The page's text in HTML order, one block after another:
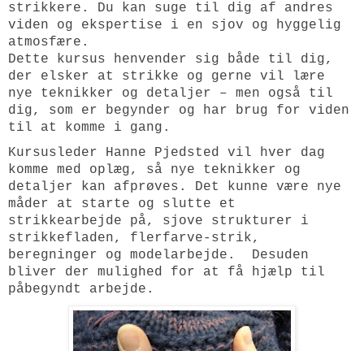
strikkere. Du kan suge til dig af andres
viden og ekspertise i en sjov og hyggelig
atmosfære.
Dette kursus henvender sig både til dig,
der elsker at strikke og gerne vil lære
nye teknikker og detaljer – men også til
dig, som er begynder og har brug for viden
til at komme i gang.
Kursusleder Hanne Pjedsted vil hver dag
komme med oplæg, så nye teknikker og
detaljer kan afprøves. Det kunne være nye
måder at starte og slutte et
strikkearbejde på, sjove strukturer i
strikkefladen, flerfarve-strik,
beregninger og modelarbejde. Desuden
bliver der mulighed for at få hjælp til
påbegyndt arbejde.